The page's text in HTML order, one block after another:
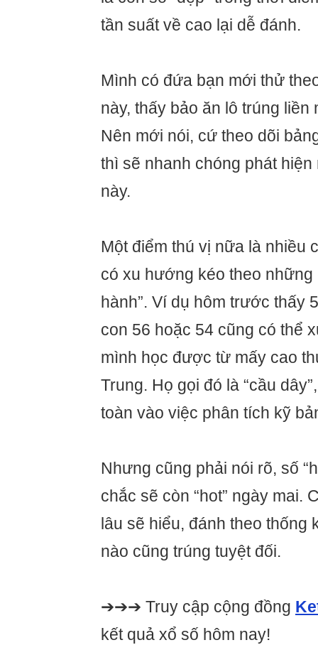
tần suất về cao lại dễ đánh.
Mình có đứa bạn mới thử
này, thấy bảo ăn lô trúng liền
Nên mới nói, cứ theo dõi
thì sẽ nhanh chóng phát
này.
Một điểm thú vị nữa là nhiều
có xu hướng kéo theo những
hành”. Ví dụ hôm trước thấy
con 56 hoặc 54 cũng có thể
mình học được từ mấy cao
Trung. Họ gọi đó là “cầu
toàn vào việc phân tích kỹ
Nhưng cũng phải nói rõ, số
chắc sẽ còn “hot” ngày mai.
lâu sẽ hiểu, đánh theo thống
nào cũng trúng tuyệt đối.
➔➔➔ Truy cập cộng đồng
kết quả xổ số hôm nay!